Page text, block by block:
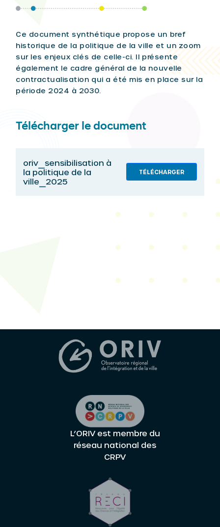
Ce document synthétique propose un bref
historique de la politique de la ville et un zoom
sur les enjeux clés de celle-ci. Il présente
également le cadre général de la nouvelle
contractualisation qui a été mis en place sur la
période 2024 à 2030.
Télécharger le document
oriv_sensibilisation à
la politique de la
ville_2025
TÉLÉCHARGER
L’ORIV est membre du
réseau national des
CRPV